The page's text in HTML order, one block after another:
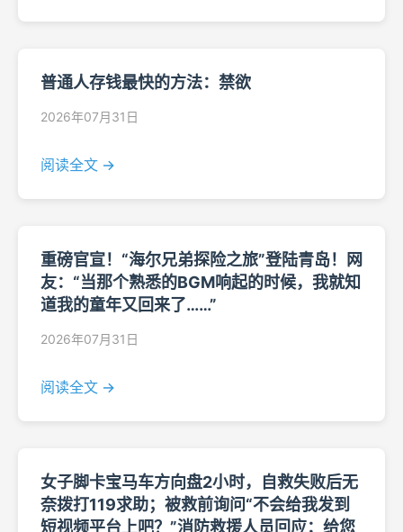
普通人存钱最快的方法：禁欲
2026年07月31日
阅读全文 →
重磅官宣！“海尔兄弟探险之旅”登陆青岛！网
友：“当那个熟悉的BGM响起的时候，我就知
道我的童年又回来了……”
2026年07月31日
阅读全文 →
女子脚卡宝马车方向盘2小时，自救失败后无
奈拨打119求助；被救前询问“不会给我发到
短视频平台上吧？”消防救援人员回应：给您